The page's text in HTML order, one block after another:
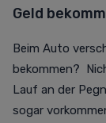
Geld
Beim Auto
bekommen?
Lauf an der
sogar